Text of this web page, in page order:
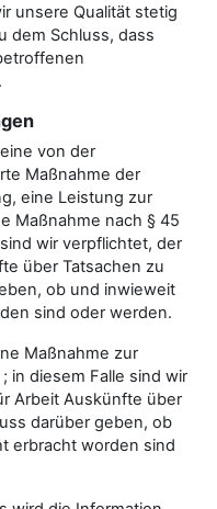
unsere Qualität stetig
dem Schluss, dass
von der
Maßnahme der
eine Leistung zur
Maßnahme nach § 45
wir verpflichtet, der
über Tatsachen zu
ob und inwieweit
sind oder werden.
Maßnahme zur
in diesem Falle sind wir
Arbeit Auskünfte über
darüber geben, ob
erbracht worden sind